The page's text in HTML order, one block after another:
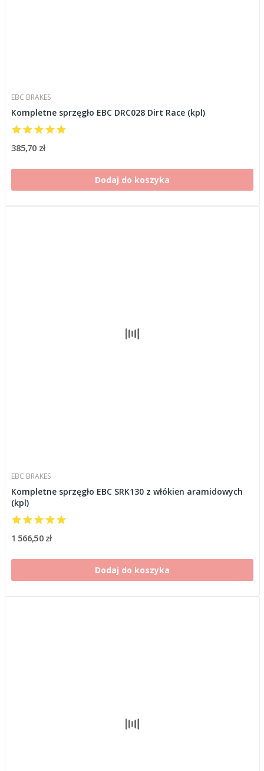
EBC BRAKES
Kompletne sprzęgło EBC DRC028 Dirt Race (kpl)
385,70 zł
Dodaj do koszyka
EBC BRAKES
Kompletne sprzęgło EBC SRK130 z włókien aramidowych
(kpl)
1 566,50 zł
Dodaj do koszyka